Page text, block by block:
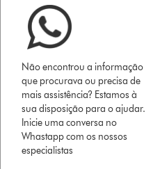
Não encontrou a informação
que procurava ou precisa de
mais assistência? Estamos à
sua disposição para o ajudar.
Inicie uma conversa no
Whastapp com os nossos
especialistas